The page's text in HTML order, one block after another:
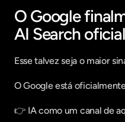
O Google
AI Search
Esse talvez seja o maior
O Google está
👉 IA como um canal de